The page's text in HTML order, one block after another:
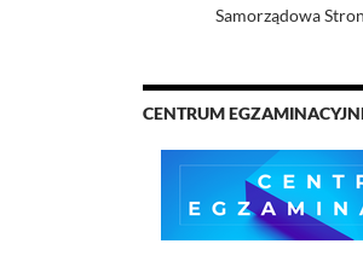
Samorządowa
CENTRUM